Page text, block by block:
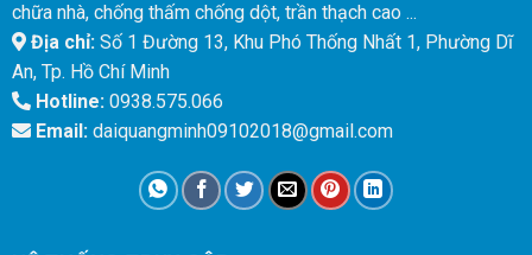
chữa nhà, chống thấm chống dột, trần thạch cao ...
Địa chỉ:Số 1 Đường 13, Khu Phó Thống Nhất 1, Phường Dĩ
An, Tp. Hồ Chí Minh
Hotline:0938.575.066
Email:daiquangminh09102018@gmail.com